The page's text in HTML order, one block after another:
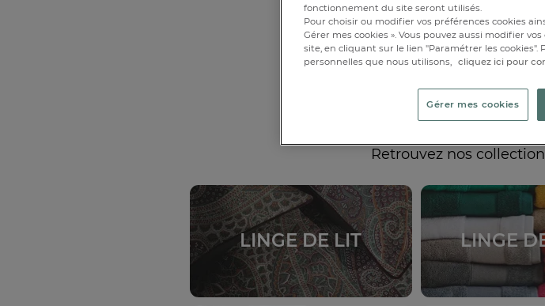
Pour rechercher un produit,
Retrouvez nos
LINGE DE LIT LINGE
fonctionnement du site seront utilisés.
Pour choisir ou modifier vos préférences cookies
Gérer mes cookies ». Vous pouvez aussi modifier
site, en cliquant sur le lien "Paramétrer les cookies".
personnelles que nous utilisons, cliquez ici pour
Gérer mes cookies